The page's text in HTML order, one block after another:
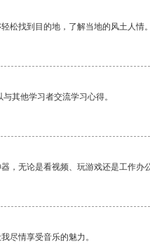
松找到目的地，了解当地的风土人情。
其他学习者交流学习心得。
，无论是看视频、玩游戏还是工作
尽情享受音乐的魅力。